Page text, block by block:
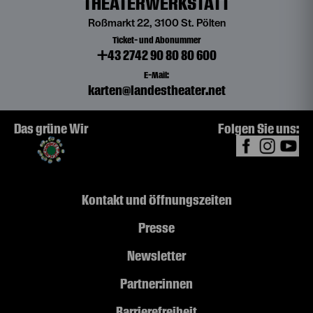
Roßmarkt 22, 3100 St. Pölten
Ticket- und Abonummer
+43 2742 90 80 80 600
E-Mail:
karten@landestheater.net
Das grüne Wir Folgen Sie uns:
Kontakt und Öffnungszeiten
Presse
Newsletter
Partner:innen